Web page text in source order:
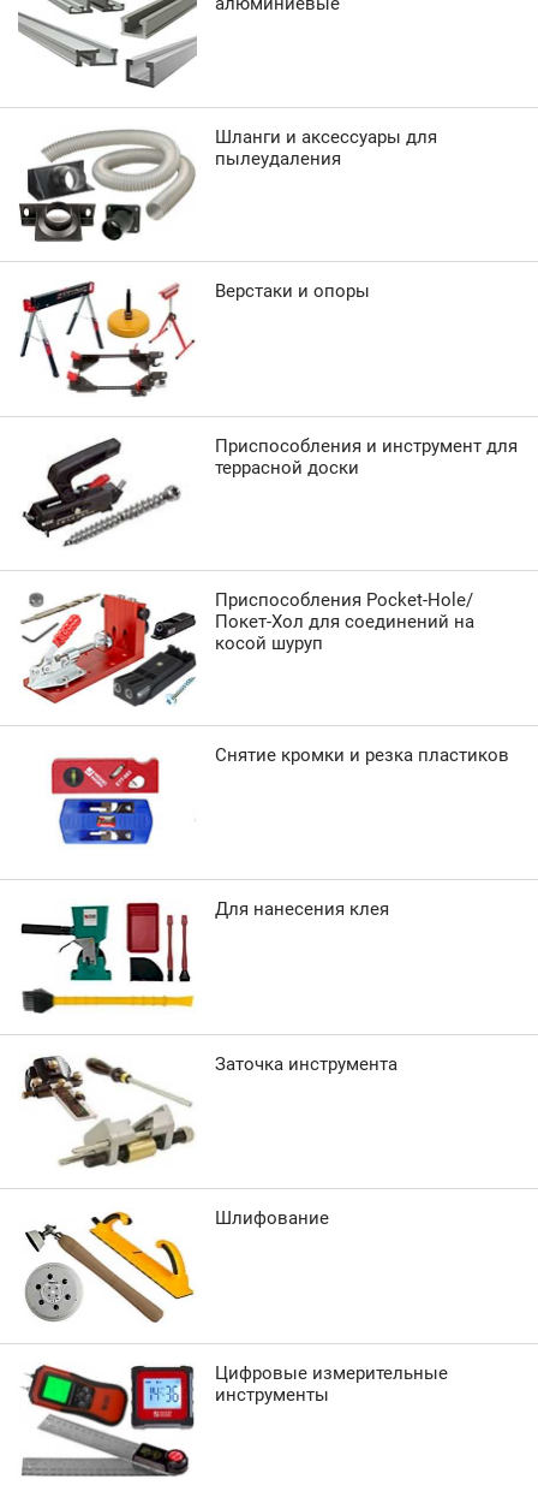
Шланги и аксессуары для
пылеудаления
Верстаки и опоры
Приспособления и инструмент для
террасной доски
Приспособления Pocket-Hole/
Покет-Хол для соединений на
косой шуруп
Снятие кромки и резка пластиков
Для нанесения клея
Заточка инструмента
Шлифование
Цифровые измерительные
инструменты